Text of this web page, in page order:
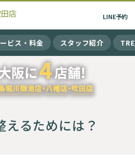
LINE予約
ビス・料金 スタッフ紹介
えるためには？